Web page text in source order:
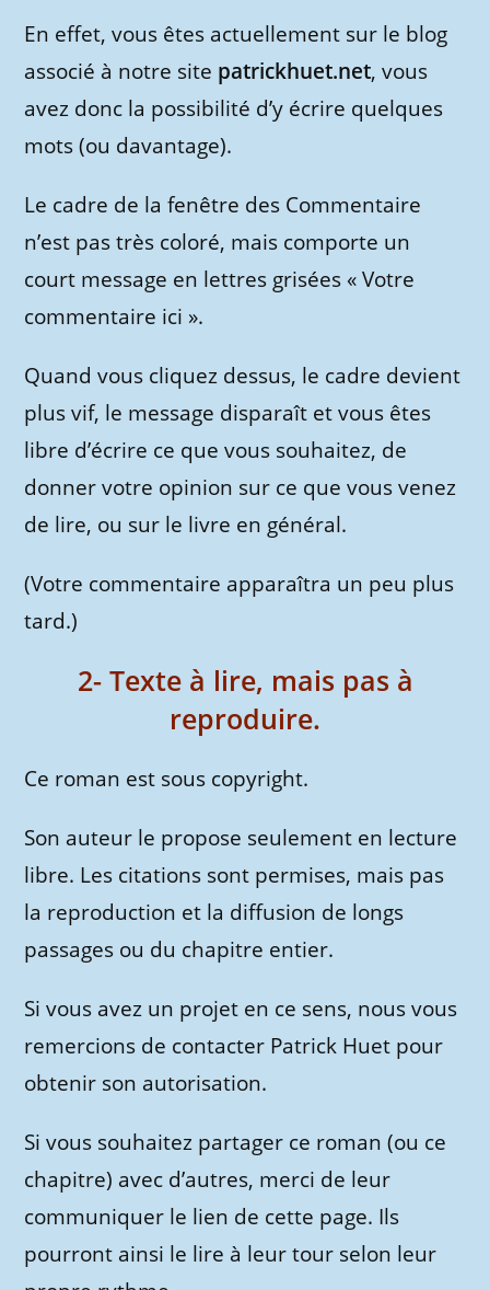
En effet, vous êtes actuellement sur le blog
associé à notre site patrickhuet.net, vous
avez donc la possibilité d’y écrire quelques
mots (ou davantage).
Le cadre de la fenêtre des Commentaire
n’est pas très coloré, mais comporte un
court message en lettres grisées « Votre
commentaire ici ».
Quand vous cliquez dessus, le cadre devient
plus vif, le message disparaît et vous êtes
libre d’écrire ce que vous souhaitez, de
donner votre opinion sur ce que vous venez
de lire, ou sur le livre en général.
(Votre commentaire apparaîtra un peu plus
tard.)
2- Texte à lire, mais pas à
reproduire.
Ce roman est sous copyright.
Son auteur le propose seulement en lecture
libre. Les citations sont permises, mais pas
la reproduction et la diffusion de longs
passages ou du chapitre entier.
Si vous avez un projet en ce sens, nous vous
remercions de contacter Patrick Huet pour
obtenir son autorisation.
Si vous souhaitez partager ce roman (ou ce
chapitre) avec d’autres, merci de leur
communiquer le lien de cette page. Ils
pourront ainsi le lire à leur tour selon leur